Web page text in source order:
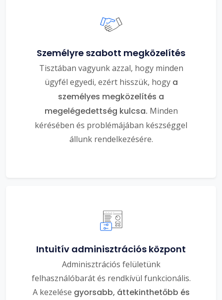
Személyre szabott megközelítés
Tisztában vagyunk azzal, hogy minden
ügyfél egyedi, ezért hisszük, hogy a
személyes megközelítés a
megelégedettség kulcsa. Minden
kérésében és problémájában készséggel
állunk rendelkezésére.
Intuitív adminisztrációs központ
Adminisztrációs felületünk
felhasználóbarát és rendkívül funkcionális.
A kezelése gyorsabb, áttekinthetőbb és